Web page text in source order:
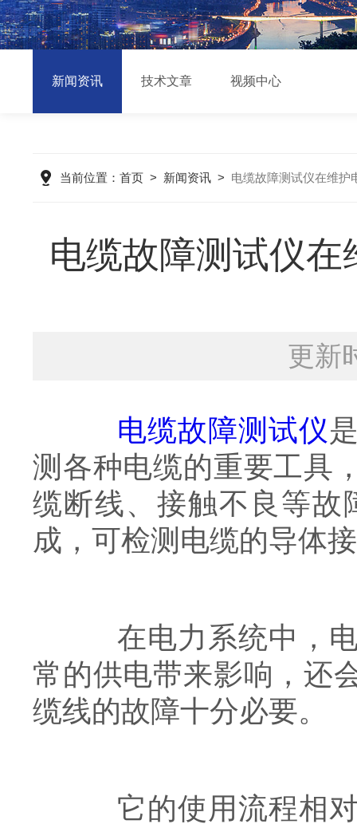
新闻资讯 技术文章 视频中心
当前位置： 首页> 新闻资讯> 电缆故障测试仪在维护
电缆故障测试仪
更新
电缆故障测试仪
测各种电缆的重要工具
缆断线、接触不良等故
成，可检测电缆的导体
在电力系统中，电
常的供电带来影响，还
缆线的故障十分必要。
它的使用流程相对